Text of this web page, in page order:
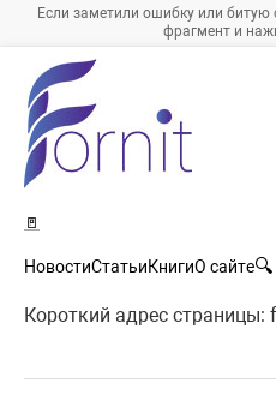
Если заметили ошибку или битую
фрагмент и
🚪
НовостиСтатьиКнигиО сайте🔍
Короткий адрес страницы: